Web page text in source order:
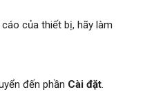
của thiết bị, hãy làm
đến phần Cài đặt.